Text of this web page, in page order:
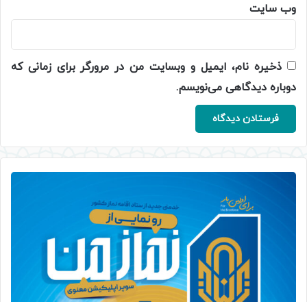
وب‌ سایت
ذخیره نام، ایمیل و وبسایت من در مرورگر برای زمانی که
دوباره دیدگاهی می‌نویسم.